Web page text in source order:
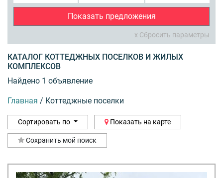
Показать предложения
x Сбросить параметры
КАТАЛОГ КОТТЕДЖНЫХ ПОСЕЛКОВ И ЖИЛЫХ
КОМПЛЕКСОВ
Найдено 1 объявление
Главная / Коттеджные поселки
Сортировать по Показать на карте
Сохранить мой поиск